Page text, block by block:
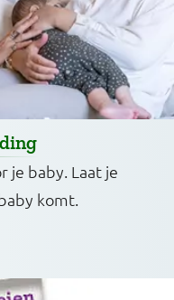
je baby. Laat je
komt.